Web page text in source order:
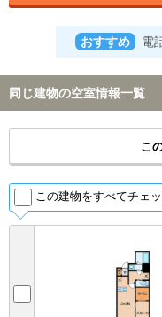
おすすめ 電
同じ建物の空室情報一覧
こ
この建物をすべてチェ